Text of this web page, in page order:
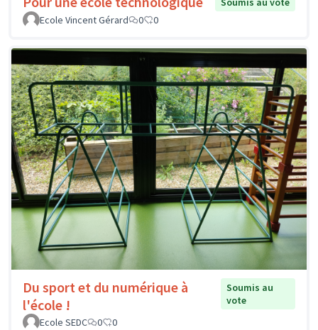
Ecole Vincent Gérard
0 0
Du sport et du numérique à
l'école !
Soumis au
vote
Ecole SEDC
0 0